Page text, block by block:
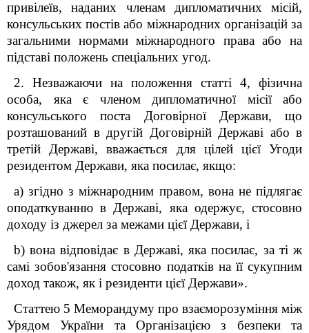
привілеїв, наданих членам дипломатичних місій,
консульських постів або міжнародних організацій за
загальними нормами міжнародного права або на
підставі положень спеціальних угод.
2. Незважаючи на положення статті 4, фізична
особа, яка є членом дипломатичної місії або
консульського поста Договірної Держави, що
розташований в другій Договірній Державі або в
третій Державі, вважається для цілей цієї Угоди
резидентом Держави, яка посилає, якщо:
a) згідно з міжнародним правом, вона не підлягає
оподаткуванню в Державі, яка одержує, стосовно
доходу із джерел за межами цієї Держави, і
b) вона відповідає в Державі, яка посилає, за ті ж
самі зобов'язання стосовно податків на її сукупним
доход також, як і резиденти цієї Держави».
Статтею 5 Меморандуму про взаєморозуміння між
Урядом України та Організацією з безпеки та